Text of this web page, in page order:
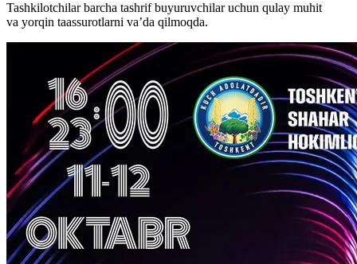
Tashkilotchilar barcha tashrif buyuruvchilar uchun qulay muhit
va yorqin taassurotlarni va’da qilmoqda.